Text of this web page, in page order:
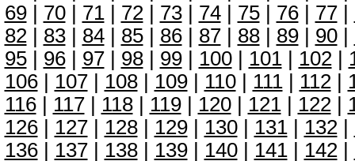
69| 70| 71| 72| 73| 74| 75| 76| 77|
82| 83| 84| 85| 86| 87| 88| 89| 90|
95| 96| 97| 98| 99| 100| 101| 102|
106| 107| 108| 109| 110| 111| 112|
116| 117| 118| 119| 120| 121| 122|
126| 127| 128| 129| 130| 131| 132|
136| 137| 138| 139| 140| 141| 142|